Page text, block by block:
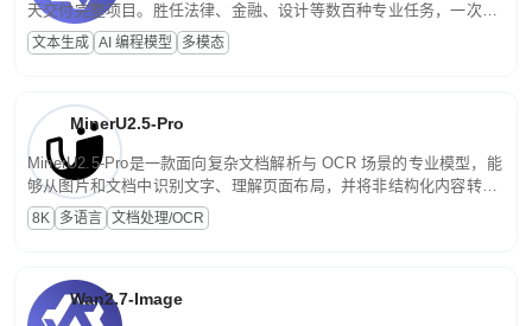
天交付完整项目。胜任法律、金融、设计等数百种专业任务，一次对
话端到端交付生产级成果。原生视觉理解贯穿规划、执行与验证全流
程，支持超长文档与长视频的深度语义解析。长程任务中自主规划与
文本生成 AI 编程模型 多模态
MinerU2.5-Pro
MinerU2.5-Pro是一款面向复杂文档解析与 OCR 场景的专业模型，能
够从图片和文档中识别文字、理解页面布局，并将非结构化内容转换
为便于存储、检索和二次处理的结构化结果。
8K 多语言 文档处理/OCR
Wan2.7-Image